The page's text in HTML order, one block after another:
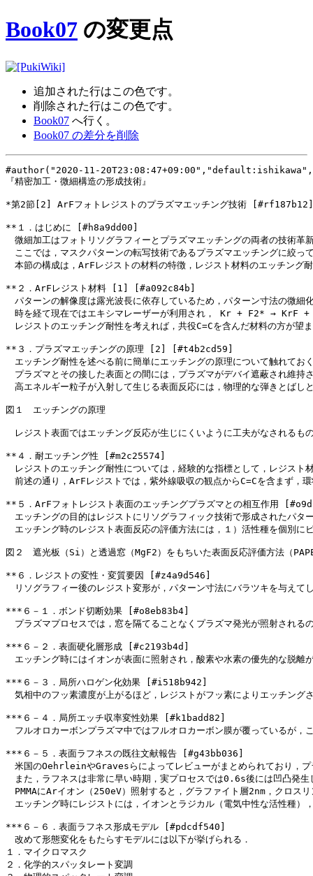
Book07 の変更点
追加された行はこの色です。
削除された行はこの色です。
Book07 へ行く。
Book07 の差分を削除
#author("2020-11-
『精密加工・微細構造の形成技術』
*第2節[2] ArFフォトレジストのプラズマエッチング技術 [#rf187b12]
**１．はじめに [#h8a9dd00]
微細加工はフォトリソグラフィーとプラズマエッチングの両者の技術革
ここでは，マスクパターンの転写技術であるプラズマエッチングに絞っ
本節の構成は，ArFレジストの材料の特徴，レジスト材料のエッチング
**２．ArFレジスト材料 [1] [#a092c84b]
パターンの解像度は露光波長に依存しているため，パターン寸法の微細
時を経て現在ではエキシマレーザーが利用され， Kr + F2* → KrF +
レジストのエッチング耐性を考えれば，共役C=Cを含んだ材料の方が望
**３．プラズマエッチングの原理 [2] [#t4b2cd59]
エッチング耐性を述べる前に簡単にエッチングの原理について触れてお
プラズマとその接した表面との間には，プラズマがデバイ遮蔽され維持
高エネルギー粒子が入射して生じる表面反応には，物理的な弾きとばし
図１　エッチングの原理
レジスト表面ではエッチング反応が生じにくいように工夫がなされるも
**４．耐エッチング性 [#m2c25574]
レジストのエッチング耐性については，経験的な指標として，レジス
前述の通り，ArFレジストでは，紫外線吸収の観点からC=Cを含まず，
**５．ArFフォトレジスト表面のエッチングプラズマとの相互作用
エッチングの目的はレジストにリソグラフィック技術で形成されたパタ
エッチング時のレジスト表面反応の評価方法には，１）活性種を個別に
図２　遮光板（Si）と透過窓（MgF2）をもちいた表面反応評価方法（
**６．レジストの変性・変質要因 [#z4a9d546]
リソグラフィー後のレジスト変形が，パターン寸法にバラツキを与えて
***６－１．ボンド切断効果 [#o8eb83b4]
プラズマプロセスでは，窓を隔てることなくプラズマ発光が照射される
***６－２．表面硬化層形成 [#c2193b4d]
エッチング時にはイオンが表面に照射され，酸素や水素の優先的な脱
***６－３．局所ハロゲン化効果 [#i518b942]
気相中のフッ素濃度が上がるほど，レジストがフッ素によりエッチング
***６－４．局所エッチ収率変性効果 [#k1badd82]
フルオロカーボンプラズマ中ではフルオロカーボン膜が覆っているが，
***６－５．表面ラフネスの既往文献報告 [#g43bb036]
米国のOehrleinやGravesらによってレビューがまとめられており，プラ
また，ラフネスは非常に早い時期，実プロセスでは0.6s後には凹凸発
PMMAにArイオン（250eV）照射すると，グラファイト層2nm，クロス
エッチング時にレジストには，イオンとラジカル（電気中性な活性種）
***６－６．表面ラフネス形成モデル [#pdcdf540]
改めて形態変化をもたらすモデルには以下が挙げられる．
１．マイクロマスク
２．化学的スパッタレート変調